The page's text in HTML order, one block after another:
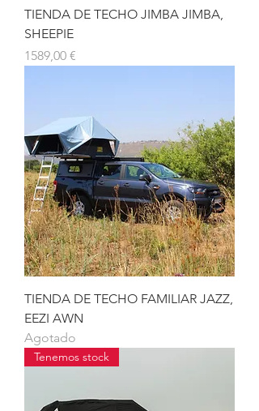
TIENDA DE TECHO JIMBA JIMBA,
SHEEPIE
Precio
1589,00 €
TIENDA DE TECHO FAMILIAR JAZZ,
EEZI AWN
Agotado
Tenemos stock